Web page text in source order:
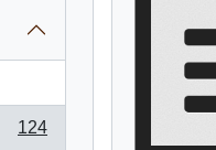
124